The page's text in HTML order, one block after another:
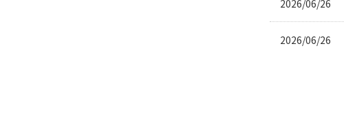
2026/06/26
2026/06/26